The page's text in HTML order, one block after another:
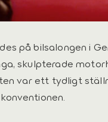
på bilsalongen i
skulpterade
var ett tydligt